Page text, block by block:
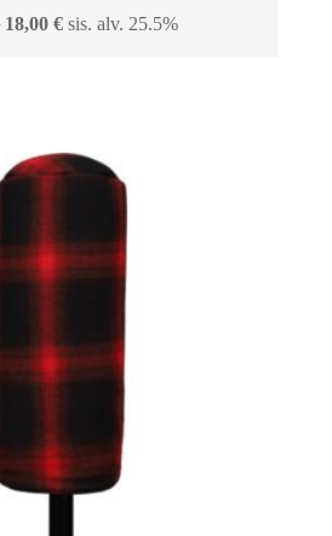
Alkuperäinen
18,00€Nykyinen
sis. alv. 25.5%